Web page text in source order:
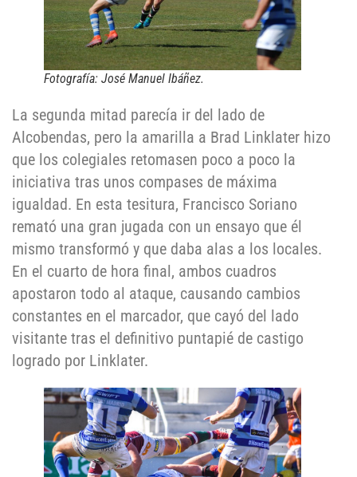
Fotografía: José Manuel Ibáñez.
La segunda mitad parecía ir del lado de
Alcobendas, pero la amarilla a Brad Linklater hizo
que los colegiales retomasen poco a poco la
iniciativa tras unos compases de máxima
igualdad. En esta tesitura, Francisco Soriano
remató una gran jugada con un ensayo que él
mismo transformó y que daba alas a los locales.
En el cuarto de hora final, ambos cuadros
apostaron todo al ataque, causando cambios
constantes en el marcador, que cayó del lado
visitante tras el definitivo puntapié de castigo
logrado por Linklater.